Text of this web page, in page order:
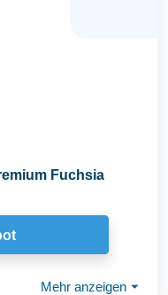
Fuchsia
Mehr anzeigen ⏷